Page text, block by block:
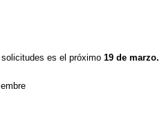
es el próximo 19 de marzo.